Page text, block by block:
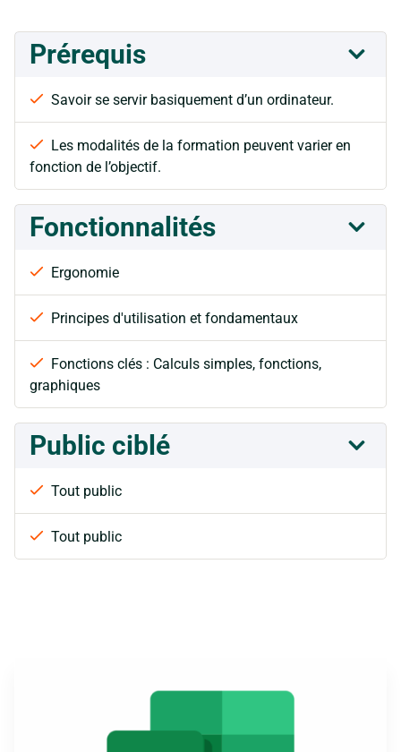
Prérequis
Savoir se servir basiquement d’un ordinateur.
Les modalités de la formation peuvent varier en
fonction de l’objectif.
Fonctionnalités
Ergonomie
Principes d'utilisation et fondamentaux
Fonctions clés : Calculs simples, fonctions,
graphiques
Public ciblé
Tout public
Tout public